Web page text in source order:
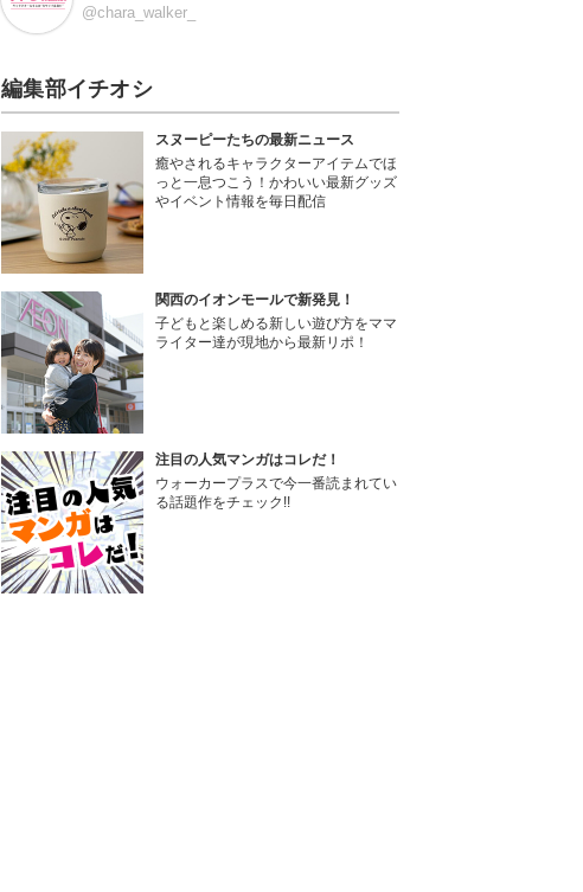
@chara_walker_
編集部イチオシ
スヌーピーたちの最新ニュース
癒やされるキャラクターアイテムでほ
っと一息つこう！かわいい最新グッズ
やイベント情報を毎日配信
関西のイオンモールで新発見！
子どもと楽しめる新しい遊び方をママ
ライター達が現地から最新リポ！
注目の人気マンガはコレだ！
ウォーカープラスで今一番読まれてい
る話題作をチェック!!